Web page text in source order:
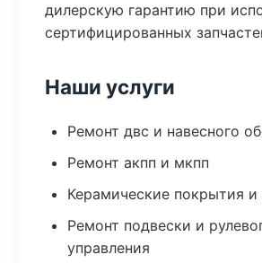
дилерскую гарантию при
сертифицированных
Наши услуги
Ремонт двс и навесного
Ремонт акпп и мкпп
Керамические покрытия
Ремонт подвески и
управления